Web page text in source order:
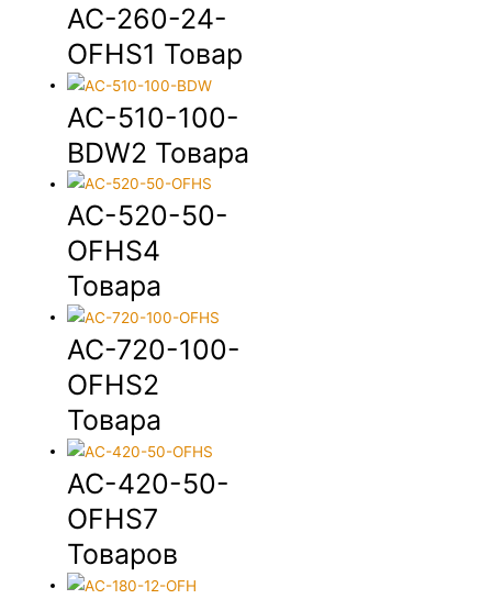
AC-260-24-
OFHS1 Товар
AC-510-100-
BDW2 Товара
AC-520-50-
OFHS4
Товара
AC-720-100-
OFHS2
Товара
AC-420-50-
OFHS7
Товаров